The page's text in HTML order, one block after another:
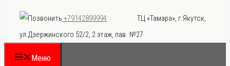
+79142899994
ТЦ «Тамара», г.Якутск,
ул.Дзержинского 52/2, 2 этаж, пав. №27
Меню